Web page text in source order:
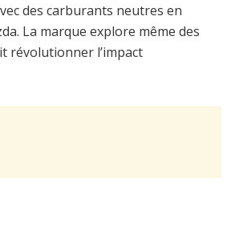
des carburants neutres en
La marque explore même des
révolutionner l’impact